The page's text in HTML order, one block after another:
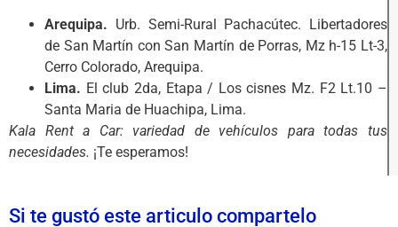
Arequipa. Urb. Semi-Rural Pachacútec. Libertadores
de San Martín con San Martín de Porras, Mz h-15 Lt-3,
Cerro Colorado, Arequipa.
Lima. El club 2da, Etapa / Los cisnes Mz. F2 Lt.10 –
Santa Maria de Huachipa, Lima.
Kala Rent a Car: variedad de vehículos para todas tus
necesidades. ¡Te esperamos!
Si te gustó este articulo compartelo